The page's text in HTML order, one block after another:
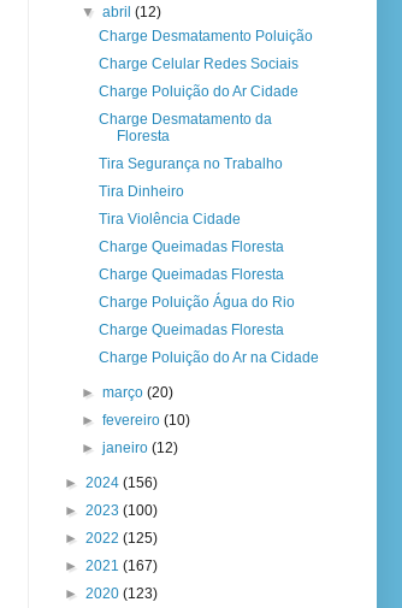
▼ abril (12)
Charge Desmatamento Poluição
Charge Celular Redes Sociais
Charge Poluição do Ar Cidade
Charge Desmatamento da
Floresta
Tira Segurança no Trabalho
Tira Dinheiro
Tira Violência Cidade
Charge Queimadas Floresta
Charge Queimadas Floresta
Charge Poluição Água do Rio
Charge Queimadas Floresta
Charge Poluição do Ar na Cidade
► março (20)
► fevereiro (10)
► janeiro (12)
► 2024 (156)
► 2023 (100)
► 2022 (125)
► 2021 (167)
► 2020 (123)